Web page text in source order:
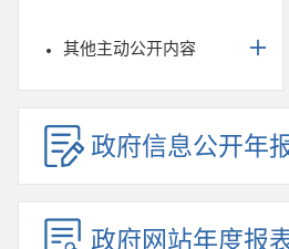
其他主动公开内容
政府信息公开年
政府网站年度报